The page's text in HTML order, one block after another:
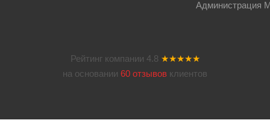
Администрация
Рейтинг компании 4.8 ★★★★★
на основании 60 отзывов клиентов